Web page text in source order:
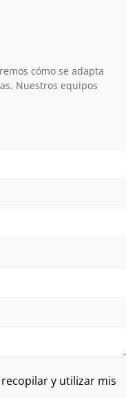
cómo se adapta
Nuestros equipos
y utilizar mis